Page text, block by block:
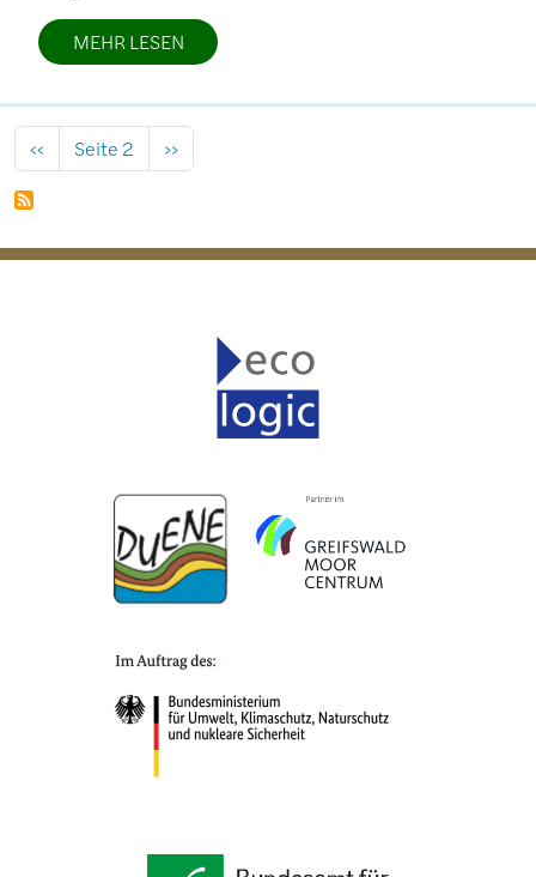
MEHR LESEN
Seitennummerierung
Vorherige Seite
‹‹ Seite 2 Nächste Seite
››